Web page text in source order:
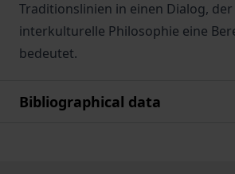
Traditionslinien in einen Dialog,
interkulturelle Philosophie eine
bedeutet.
Bibliographical data